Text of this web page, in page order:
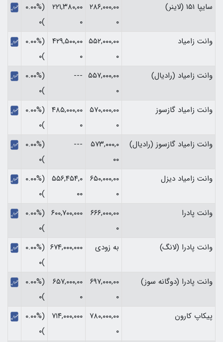
سایپا 151 (لاینر)
۲۸۶,۰۰۰,۰۰
۰
۲۲۱,۳۸۰,۰۰
۰
(۰.۰۰%
)۰
وانت زامیاد
۵۵۲,۰۰۰,۰۰
۰
۴۲۹,۵۰۰,۰۰
۰
(۰.۰۰%
)۰
وانت زامیاد (رادیال)
۵۵۷,۰۰۰,۰۰
۰
---
(۰.۰۰%
)۰
وانت زامیاد گازسوز
۵۷۰,۰۰۰,۰۰
۰
۴۸۵,۰۰۰,۰۰
۰
(۰.۰۰%
)۰
وانت زامیاد گازسوز (رادیال)
۵۷۳,۰۰۰,۰
۰۰
---
(۰.۰۰%
)۰
وانت زامیاد دیزل
۶۵۰,۰۰۰,۰۰
۰
۵۵۶,۴۵۴,۰
۰۰
(۰.۰۰%
)۰
وانت پادرا
۶۶۶,۰۰۰,۰۰
۰
۶۰۰,۷۰۰,۰۰۰
(۰.۰۰%
)۰
وانت پادرا (لانگ)
به زودی ۶۷۴,۰۰۰,۰۰۰
(۰.۰۰%
)۰
وانت پادرا (دوگانه سوز)
۶۹۷,۰۰۰,۰۰
۰
۶۵۷,۰۰۰,۰۰
۰
(۰.۰۰%
)۰
پیکاپ کارون
۷۸۰,۰۰۰,۰۰
۰
۷۱۴,۰۰۰,۰۰۰
(۰.۰۰%
)۰